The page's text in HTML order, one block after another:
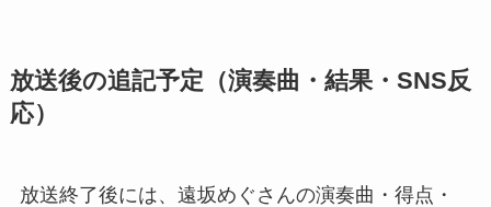
放送後の追記予定（演奏曲・結果・SNS反
応）
放送終了後には、遠坂めぐさんの演奏曲・得点・